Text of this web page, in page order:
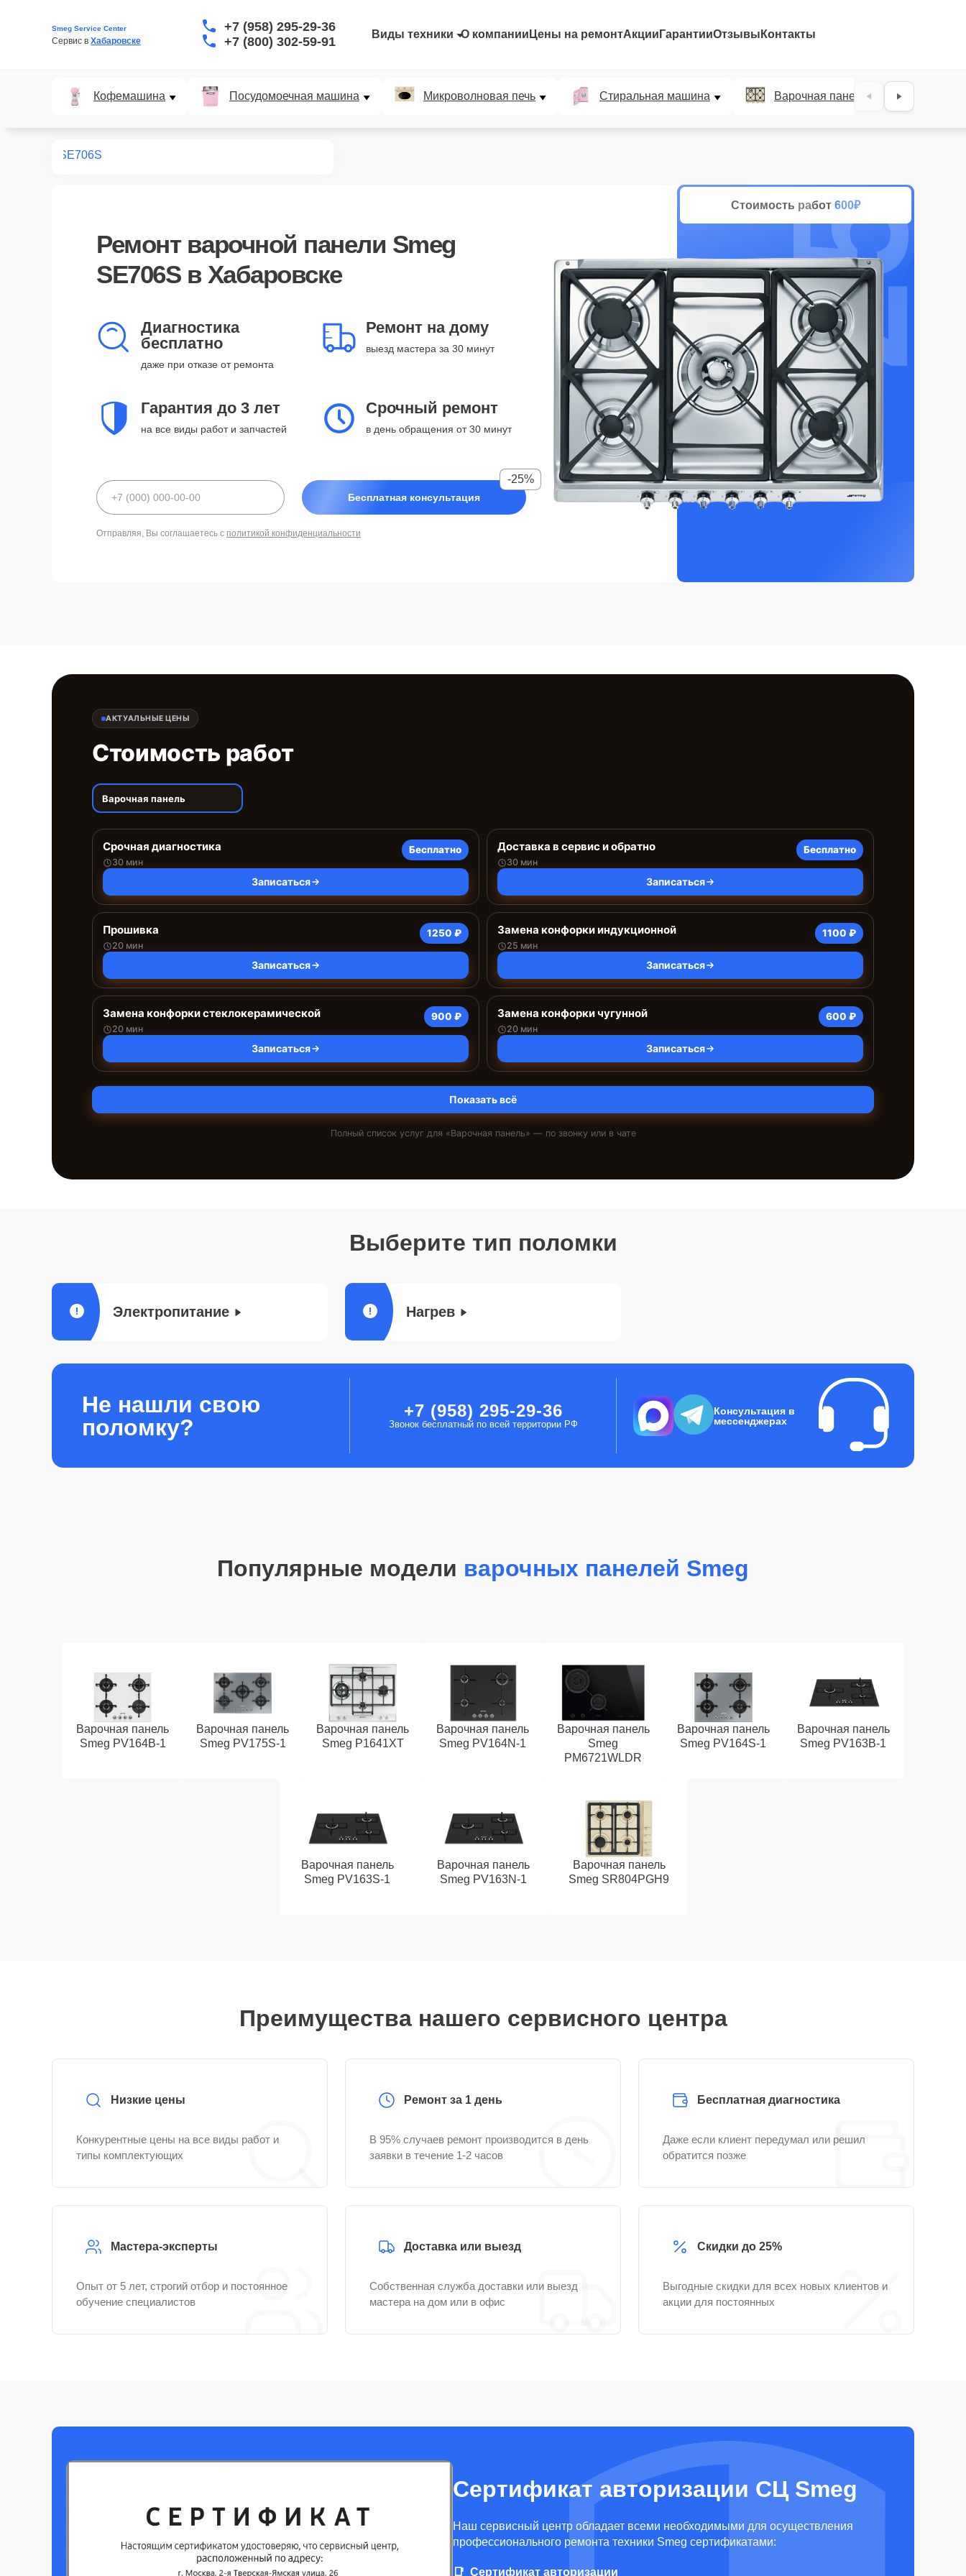
Smeg Service Center
Сервис в Хабаровске
+7 (958) 295-29-36
+7 (800) 302-59-91
Виды техники О компании Цены на ремонтАкции ГарантииОтзывы Контакты
Кофемашина Посудомоечная машина Микроволновая печь Стиральная машина Варочная панель
SE706S
Ремонт варочной панели Smeg
SE706Sв Хабаровске
Диагностика
бесплатно
даже при отказе от ремонта
Ремонт на дому
выезд мастера за 30 минут
Гарантия до 3 лет
на все виды работ и запчастей
Срочный ремонт
в день обращения от 30 минут
Бесплатная консультация
-25%
Отправляя, Вы соглашаетесь с политикой конфиденциальности
Стоимость работ 600₽
25%
АКТУАЛЬНЫЕ ЦЕНЫ
Стоимость работ
Варочная панель
Срочная диагностика
30 мин
Бесплатно
Записаться
Доставка в сервис и обратно
30 мин
Бесплатно
Записаться
Прошивка
20 мин
1250 ₽
Записаться
Замена конфорки индукционной
25 мин
1100 ₽
Записаться
Замена конфорки стеклокерамической
20 мин
900 ₽
Записаться
Замена конфорки чугунной
20 мин
600 ₽
Записаться
Показать всё
Полный список услуг для «Варочная панель» — по звонку или в чате
Выберите тип поломки
Электропитание Нагрев
Не нашли свою
поломку?
+7 (958) 295-29-36
Звонок бесплатный по всей территории РФ
Консультация в
мессенджерах
Популярные модели варочных панелей Smeg
Варочная панель
Smeg PV164B-1
Варочная панель
Smeg PV175S-1
Варочная панель
Smeg P1641XT
Варочная панель
Smeg PV164N-1
Варочная панель
Smeg
PM6721WLDR
Варочная панель
Smeg PV164S-1
Варочная панель
Smeg PV163B-1
Варочная панель
Smeg PV163S-1
Варочная панель
Smeg PV163N-1
Варочная панель
Smeg SR804PGH9
Преимущества нашего сервисного центра
Низкие цены
Конкурентные цены на все виды работ и
типы комплектующих
Ремонт за 1 день
В 95% случаев ремонт производится в день
заявки в течение 1-2 часов
Бесплатная диагностика
Даже если клиент передумал или решил
обратится позже
Мастера-эксперты
Опыт от 5 лет, строгий отбор и постоянное
обучение специалистов
Доставка или выезд
Собственная служба доставки или выезд
мастера на дом или в офис
Скидки до 25%
Выгодные скидки для всех новых клиентов и
акции для постоянных
Сертификат авторизации СЦ Smeg
Наш сервисный центр обладает всеми необходимыми для осуществления
профессионального ремонта техники Smeg сертификатами:
Сертификат авторизации